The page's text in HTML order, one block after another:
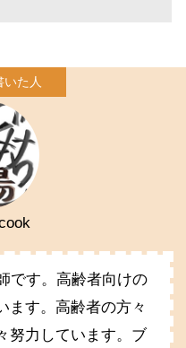
です。高齢者向けの
ます。高齢者の方々
努力しています。ブ